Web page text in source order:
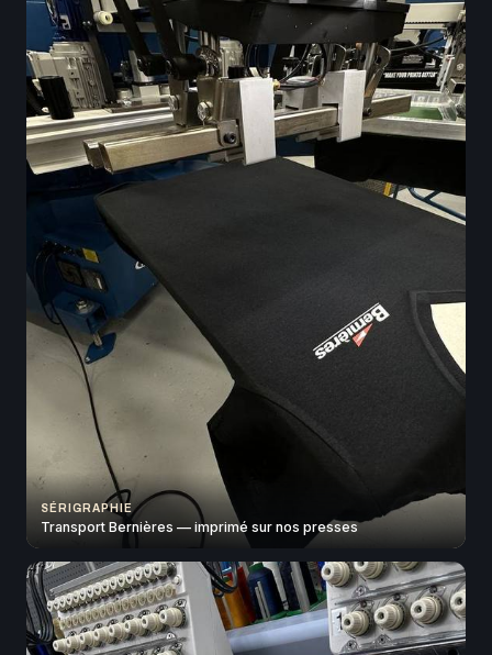
SÉRIGRAPHIE
Transport Bernières — imprimé sur nos presses